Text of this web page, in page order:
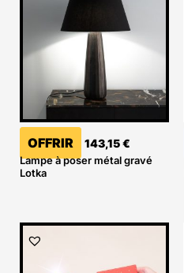
OFFRIR 143,15€
Lampe à poser métal gravé
Lotka